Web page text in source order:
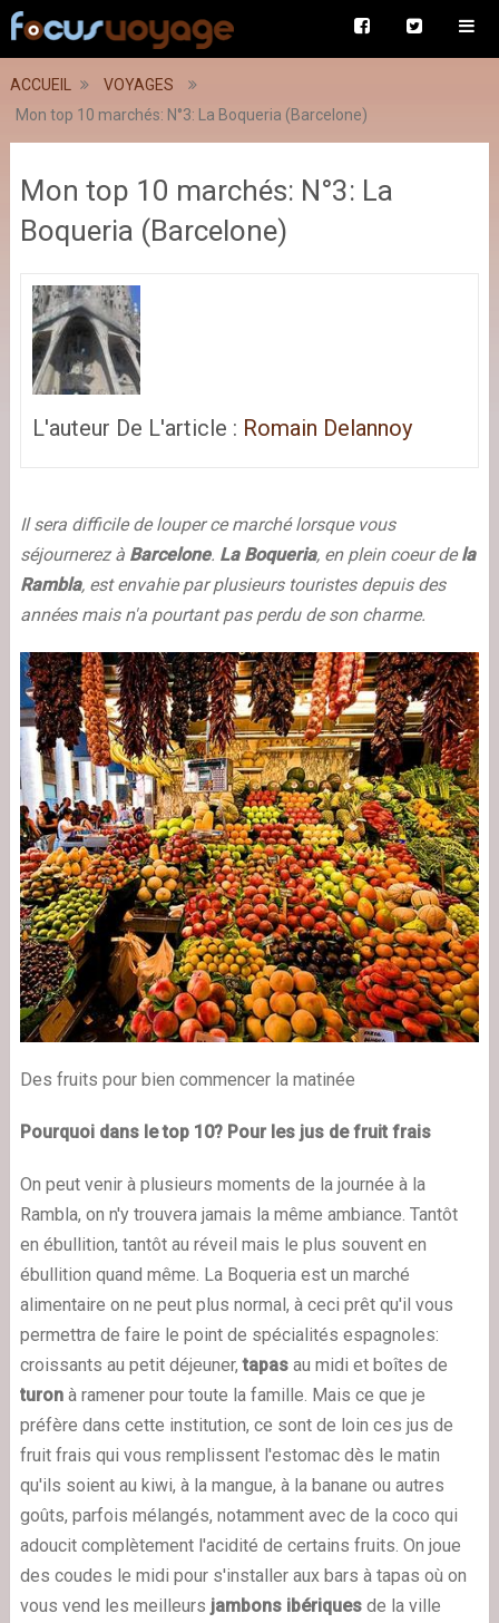
ACCUEIL
VOYAGES
Mon top 10 marchés: N°3: La Boqueria (Barcelone)
Mon top 10 marchés: N°3: La
Boqueria (Barcelone)
L'auteur De L'article : Romain Delannoy
Il sera difficile de louper ce marché lorsque vous
séjournerez àBarcelone. La Boqueria, en plein coeur dela
Rambla, est envahie par plusieurs touristes depuis des
années mais n'a pourtant pas perdu de son charme.
Des fruits pour bien commencer la matinée
Pourquoi dans le top 10? Pour les jus de fruit frais
On peut venir à plusieurs moments de la journée à la
Rambla, on n'y trouvera jamais la même ambiance. Tantôt
en ébullition, tantôt au réveil mais le plus souvent en
ébullition quand même. La Boqueria est un marché
alimentaire on ne peut plus normal, à ceci prêt qu'il vous
permettra de faire le point de spécialités espagnoles:
croissants au petit déjeuner,tapas au midi et boîtes de
turonà ramener pour toute la famille. Mais ce que je
préfère dans cette institution, ce sont de loin ces jus de
fruit frais qui vous remplissent l'estomac dès le matin
qu'ils soient au kiwi, à la mangue, à la banane ou autres
goûts, parfois mélangés, notamment avec de la coco qui
adoucit complètement l'acidité de certains fruits. On joue
des coudes le midi pour s'installer aux bars à tapas où on
vous vend les meilleurs jambons ibériquesde la ville